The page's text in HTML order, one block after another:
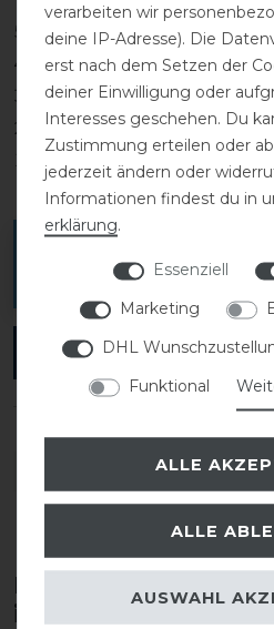
5
0
4
0
3
0
2
0
1
verfassen.
ANMELDEN
DETAILS ZUR
Diese Produkte
interessieren
verarbeiten wir
deine IP-Adresse). Die
erst nach dem Setzen der
deiner Einwilligung oder
Interesses geschehen. Du
Zustimmung erteilen oder
jederzeit ändern oder
Informationen findest du in
erklärung.
Essenziell
Marketing
DHL
Funktional
ALLE
ALLE
AUSWAHL